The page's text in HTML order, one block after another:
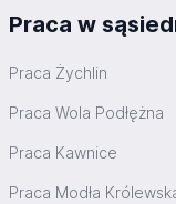
Praca w
Praca Żychlin
Praca Wola Podłężna
Praca Kawnice
Praca Modła